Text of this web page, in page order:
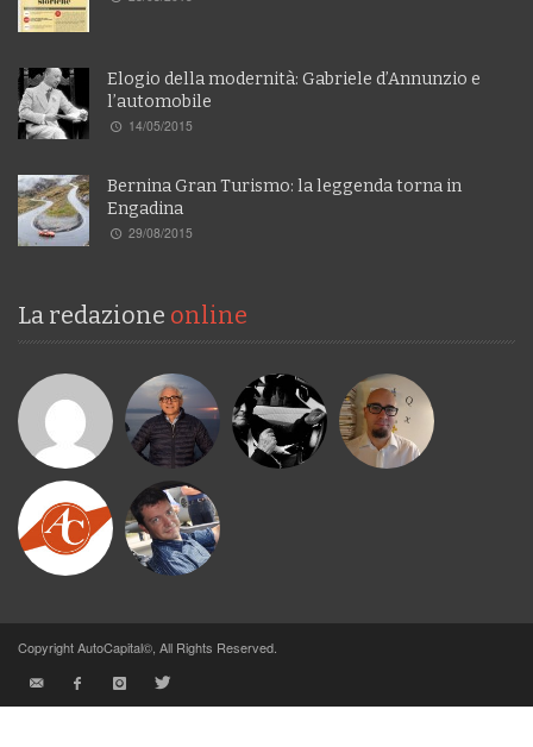
Elogio della modernità: Gabriele d’Annunzio e
l’automobile
14/05/2015
Bernina Gran Turismo: la leggenda torna in
Engadina
29/08/2015
La redazione online
Copyright AutoCapital©, All Rights Reserved.